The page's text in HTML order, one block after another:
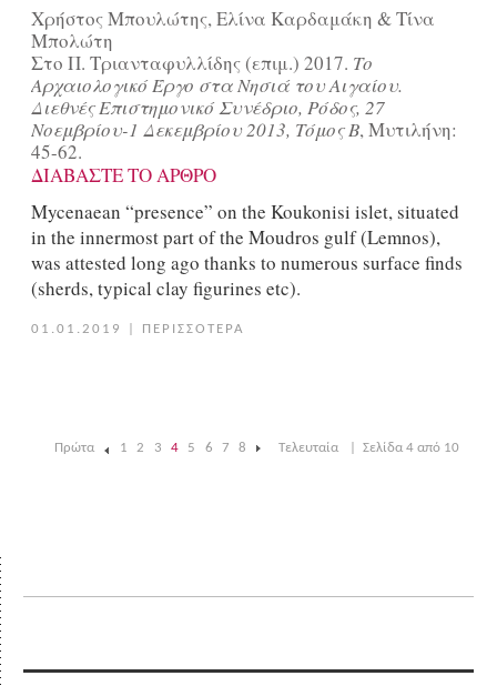
Χρήστος Μπουλώτης, Ελίνα Καρδαμάκη & Τίνα
Μπολώτη
Στο Π. Τριανταφυλλίδης (επιμ.) 2017. Το
Αρχαιολογικό Έργο στα Νησιά του Αιγαίου.
Διεθνές Επιστημονικό Συνέδριο, Ρόδος, 27
Νοεμβρίου-1 Δεκεμβρίου 2013, Τόμος Β, Μυτιλήνη:
45-62.
ΔΙΑΒΑΣΤΕ ΤΟ ΑΡΘΡΟ
Mycenaean “presence” on the Koukonisi islet, situated
in the innermost part of the Moudros gulf (Lemnos),
was attested long ago thanks to numerous surface finds
(sherds, typical clay figurines etc).
01.01.2019 ΠΕΡΙΣΣΟΤΕΡΑ
Πρώτα 1 2 3 4 5 6 7 8 Τελευταία Σελίδα 4 από 10